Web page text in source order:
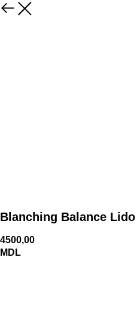
Blanching Balance Lido
4500,00
MDL